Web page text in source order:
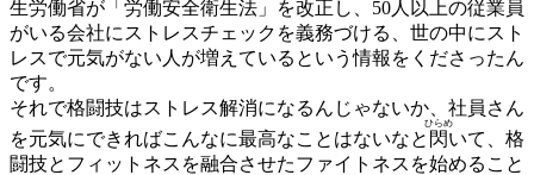
生労働省が「労働安全衛生法」を改正し、50人以上の従業員
がいる会社にストレスチェックを義務づける、世の中にスト
レスで元気がない人が増えているという情報をくださったん
です。
それで格闘技はストレス解消になるんじゃないか、社員さん
を元気にできればこんなに最高なことはないなと 閃
ひらめ
いて、格
闘技とフィットネスを融合させたファイトネスを始めること